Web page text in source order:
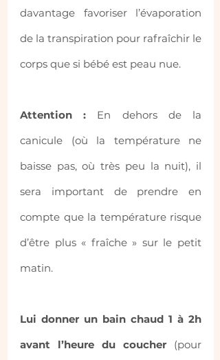
davantage favoriser l’évaporation
de la transpiration pour rafraîchir le
corps que si bébé est peau nue.
Attention : En dehors de la
canicule (où la température ne
baisse pas, où très peu la nuit), il
sera important de prendre en
compte que la température risque
d’être plus « fraîche » sur le petit
matin.
Lui donner un bain chaud 1 à 2h
avant l’heure du coucher (pour